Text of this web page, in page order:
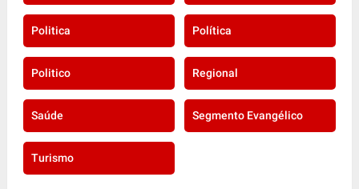
Politica Política
Politico Regional
Saúde Segmento Evangélico
Turismo